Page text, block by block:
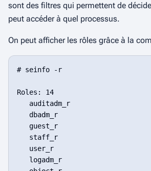
sont des filtres qui permettent de
peut accéder à quel processus.
On peut afficher les rôles grâce à la
# seinfo -r
Roles: 14
   auditadm_r
   dbadm_r
   guest_r
   staff_r
   user_r
   logadm_r